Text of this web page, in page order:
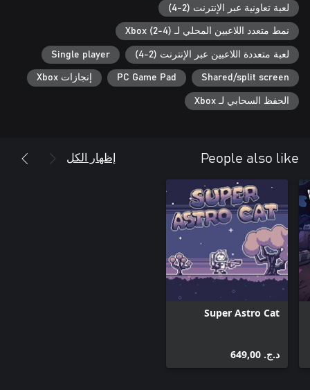
لعبة تعاونية عبر الإنترنت (2-4)
نمط متعدد اللاعبين المحلي لـ Xbox (2-4)
لعبة متعددة اللاعبين عبر الإنترنت (2-4) Single player
Shared/split screen
PC Game Pad إنجازات Xbox
الحفظ السحابي لـ Xbox
People also like إظهار الكل
Super Astro Cat
د.ج.‏ 649,00